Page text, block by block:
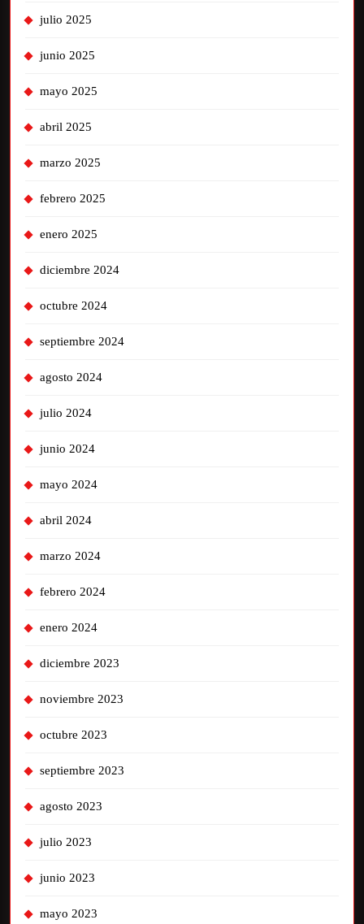
julio 2025
junio 2025
mayo 2025
abril 2025
marzo 2025
febrero 2025
enero 2025
diciembre 2024
octubre 2024
septiembre 2024
agosto 2024
julio 2024
junio 2024
mayo 2024
abril 2024
marzo 2024
febrero 2024
enero 2024
diciembre 2023
noviembre 2023
octubre 2023
septiembre 2023
agosto 2023
julio 2023
junio 2023
mayo 2023